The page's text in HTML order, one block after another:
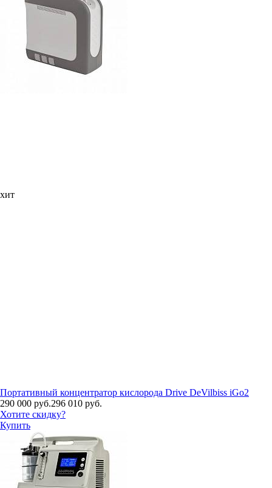
хит
Портативный концентратор кислорода Drive DeVilbiss iGo2
290 000 руб.296 010 руб.
Хотите скидку?
Купить